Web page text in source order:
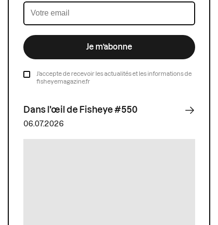
Je m’abonne
J’accepte de recevoir les actualités et les informations de
fisheyemagazine.fr
Dans l'œil de Fisheye #550
06.07.2026